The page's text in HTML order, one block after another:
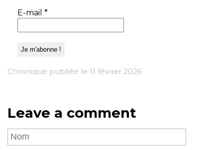
E-mail *
Chronique publiée le 11 février 2026
Leave a comment